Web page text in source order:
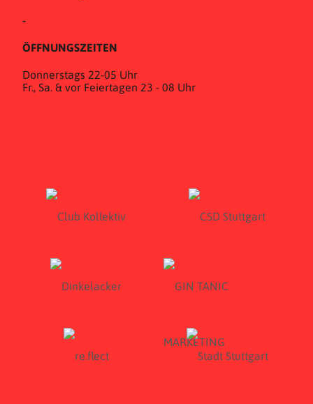
-
ÖFFNUNGSZEITEN
Donnerstags 22-05 Uhr
Fr., Sa. & vor Feiertagen 23 - 08 Uhr